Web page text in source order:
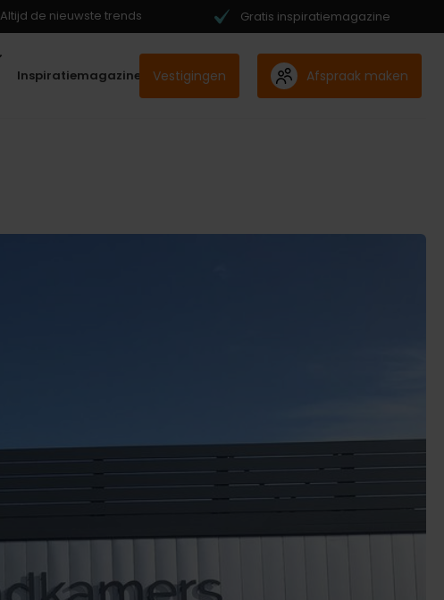
Altijd de nieuwste trends Gratis inspiratiemagazine
Inspiratiemagazine Vestigingen Afspraak maken